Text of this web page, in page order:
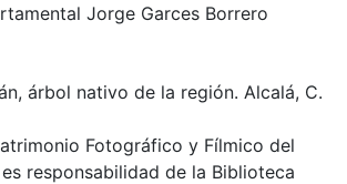
Jorge Garces Borrero
árbol nativo de la región. Alcalá, C.
Fotográfico y Fílmico del
responsabilidad de la Biblioteca